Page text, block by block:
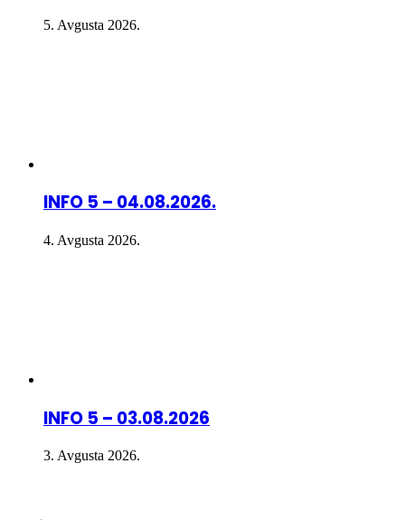
5. Avgusta 2026.
INFO 5 – 04.08.2026.
4. Avgusta 2026.
INFO 5 – 03.08.2026
3. Avgusta 2026.